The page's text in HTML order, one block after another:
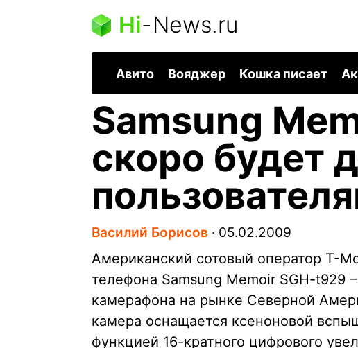
Hi-News.ru
Авито Вояджер Кошка писает
Samsung
скоро будет
Василий Борисов ∙ 05.02.2009
Американский сотовый оператор T-
телефона Samsung Memoir SGH-t929
камерафона на рынке Северной
камера оснащается ксеноновой
функцией 16-кратного цифрового